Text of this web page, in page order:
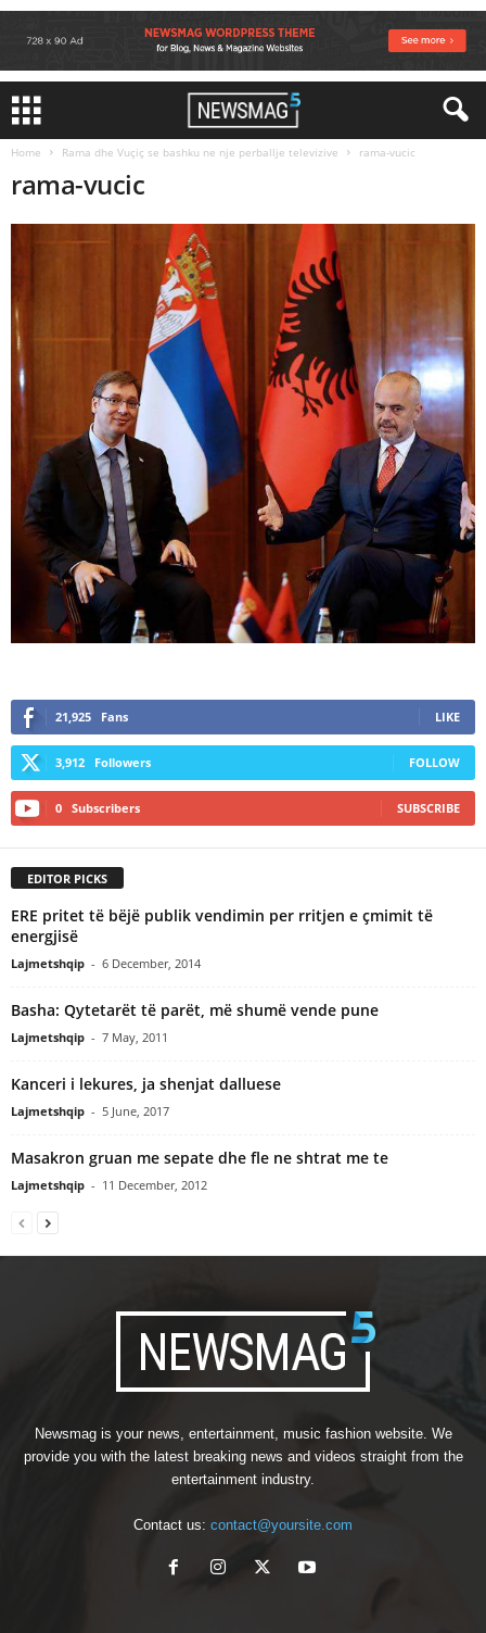
Home Rama dhe Vuçiç se bashku ne nje perballje televizive rama-vucic
rama-vucic
21,925 Fans LIKE
3,912 Followers FOLLOW
0 Subscribers SUBSCRIBE
EDITOR PICKS
ERE pritet të bëjë publik vendimin per rritjen e çmimit të
energjisë
Lajmetshqip - 6 December, 2014
Basha: Qytetarët të parët, më shumë vende pune
Lajmetshqip - 7 May, 2011
Kanceri i lekures, ja shenjat dalluese
Lajmetshqip - 5 June, 2017
Masakron gruan me sepate dhe fle ne shtrat me te
Lajmetshqip - 11 December, 2012
Newsmag is your news, entertainment, music fashion website. We
provide you with the latest breaking news and videos straight from the
entertainment industry.
Contact us: contact@yoursite.com